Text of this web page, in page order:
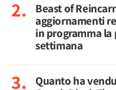
Beast of
aggiornamenti
in programma la
settimana
Quanto ha